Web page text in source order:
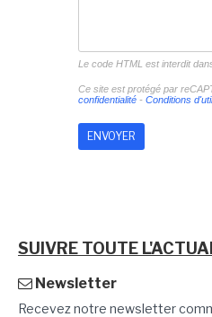
Le code HTML est interdit
Ce site est protégé par
confidentialité- Conditions
SUIVRE TOUTE
Newsletter
Recevez notre newsletter